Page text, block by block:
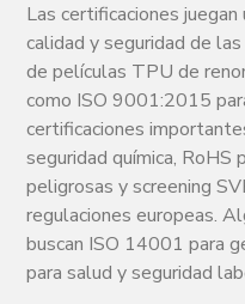
Las certificaciones
calidad y seguridad de
de películas TPU de
como ISO 9001:2015
certificaciones
seguridad química, RoHS
peligrosas y screening
regulaciones europeas.
buscan ISO 14001 para
para salud y seguridad